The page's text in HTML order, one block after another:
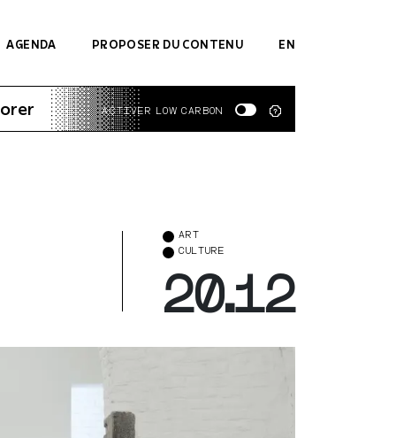
AGENDA PROPOSER DU CONTENU EN
ACTIVER LOW CARBON
ART
CULTURE
20.12